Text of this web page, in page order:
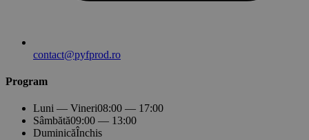
contact@pyfprod.ro
Program
Luni — Vineri08:00 — 17:00
Sâmbătă09:00 — 13:00
DuminicăÎnchis